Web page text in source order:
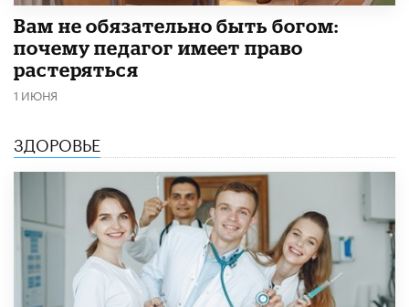
​Вам не обязательно быть богом:
почему педагог имеет право
растеряться
1 ИЮНЯ
ЗДОРОВЬЕ